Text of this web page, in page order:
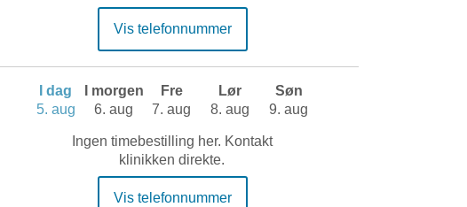
Vis telefonnummer
I dag
5. aug
I morgen
6. aug
Fre
7. aug
Lør
8. aug
Søn
9. aug
Ingen timebestilling her. Kontakt
klinikken direkte.
Vis telefonnummer